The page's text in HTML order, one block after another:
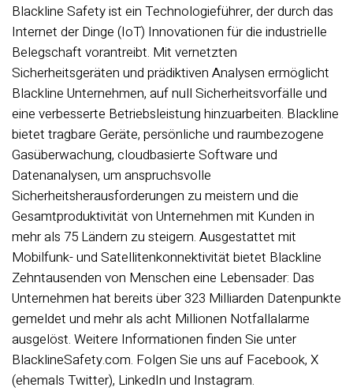
Blackline Safety ist ein Technologieführer, der durch das
Internet der Dinge (IoT) Innovationen für die industrielle
Belegschaft vorantreibt. Mit vernetzten
Sicherheitsgeräten und prädiktiven Analysen ermöglicht
Blackline Unternehmen, auf null Sicherheitsvorfälle und
eine verbesserte Betriebsleistung hinzuarbeiten. Blackline
bietet tragbare Geräte, persönliche und raumbezogene
Gasüberwachung, cloudbasierte Software und
Datenanalysen, um anspruchsvolle
Sicherheitsherausforderungen zu meistern und die
Gesamtproduktivität von Unternehmen mit Kunden in
mehr als 75 Ländern zu steigern. Ausgestattet mit
Mobilfunk- und Satellitenkonnektivität bietet Blackline
Zehntausenden von Menschen eine Lebensader: Das
Unternehmen hat bereits über 323 Milliarden Datenpunkte
gemeldet und mehr als acht Millionen Notfallalarme
ausgelöst. Weitere Informationen finden Sie unter
BlacklineSafety.com. Folgen Sie uns auf Facebook, X
(ehemals Twitter), LinkedIn und Instagram.